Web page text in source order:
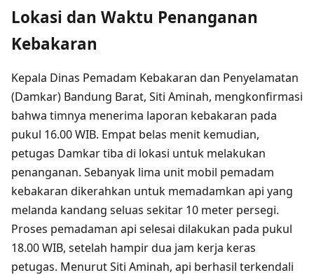
Lokasi dan Waktu Penanganan
Kebakaran
Kepala Dinas Pemadam Kebakaran dan Penyelamatan
(Damkar) Bandung Barat, Siti Aminah, mengkonfirmasi
bahwa timnya menerima laporan kebakaran pada
pukul 16.00 WIB. Empat belas menit kemudian,
petugas Damkar tiba di lokasi untuk melakukan
penanganan. Sebanyak lima unit mobil pemadam
kebakaran dikerahkan untuk memadamkan api yang
melanda kandang seluas sekitar 10 meter persegi.
Proses pemadaman api selesai dilakukan pada pukul
18.00 WIB, setelah hampir dua jam kerja keras
petugas. Menurut Siti Aminah, api berhasil terkendali